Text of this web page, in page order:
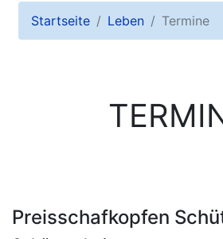
Startseite Leben Termine
Preisschafkopfen